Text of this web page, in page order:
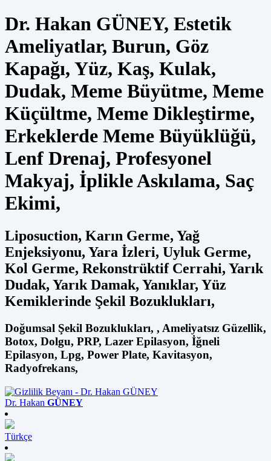
Dr. Hakan GÜNEY, Estetik
Ameliyatlar, Burun, Göz
Kapağı, Yüz, Kaş, Kulak,
Dudak, Meme Büyütme, Meme
Küçültme, Meme Dikleştirme,
Erkeklerde Meme Büyüklüğü,
Lenf Drenaj, Profesyonel
Makyaj, İplikle Askılama, Saç
Ekimi,
Liposuction, Karın Germe, Yağ
Enjeksiyonu, Yara İzleri, Uyluk Germe,
Kol Germe, Rekonstrüktif Cerrahi, Yarık
Dudak, Yarık Damak, Yanıklar, Yüz
Kemiklerinde Şekil Bozuklukları,
Doğumsal Şekil Bozuklukları, , Ameliyatsız Güzellik,
Botox, Dolgu, PRP, Lazer Epilasyon, İğneli
Epilasyon, Lpg, Power Plate, Kavitasyon,
Radyofrekans,
Dr. Hakan GÜNEY
Türkçe